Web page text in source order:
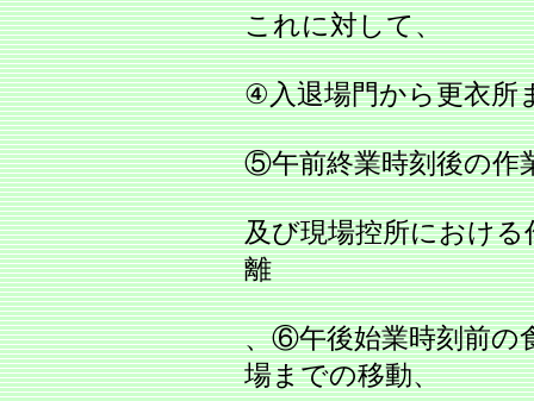
これに対して、
④入退場門から更衣所
⑤午前終業時刻後の作
及び現場控所におけ
離
、⑥午後始業時刻前の
場までの移動、